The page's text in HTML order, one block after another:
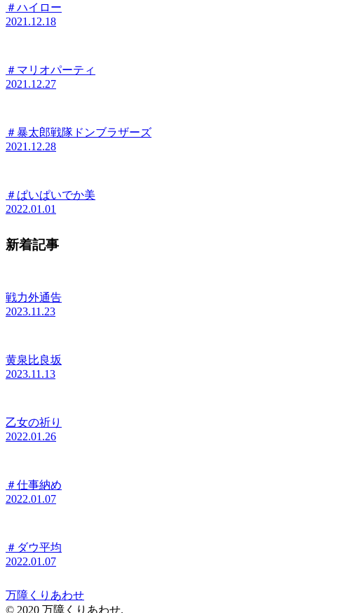
＃ハイロー
2021.12.18
＃マリオパーティ
2021.12.27
＃暴太郎戦隊ドンブラザーズ
2021.12.28
＃ぱいぱいでか美
2022.01.01
新着記事
戦力外通告
2023.11.23
黄泉比良坂
2023.11.13
乙女の祈り
2022.01.26
＃仕事納め
2022.01.07
＃ダウ平均
2022.01.07
万障くりあわせ
© 2020 万障くりあわせ.